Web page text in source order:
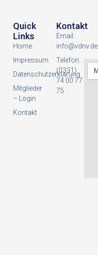
Quick
Links
Home
Impressum
Datenschutzerklarung
Mitglieder
– Login
Kontakt
Kontakt
Email:
info@vdnv.de
Telefon:
(0331)
74 00 77
75